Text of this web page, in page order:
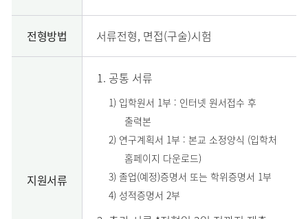
전형방법 서류전형, 면접(구술)시험
지원서류
공통 서류
1) 입학원서 1부 : 인터넷 원서접수 후
출력본
2) 연구계획서 1부 : 본교 소정양식 (입학처
홈페이지 다운로드)
3) 졸업(예정)증명서 또는 학위증명서 1부
4) 성적증명서 2부